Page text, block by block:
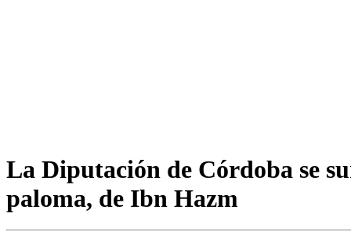
La Diputación de Córdoba se
paloma, de Ibn Hazm